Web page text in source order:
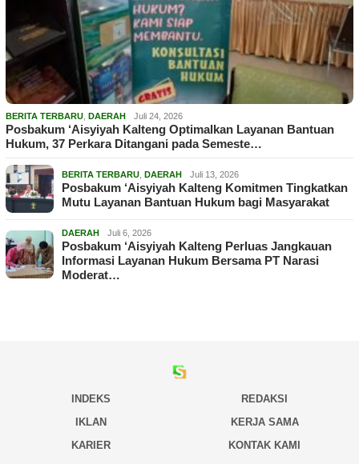
BERITA TERBARU, DAERAH Juli 24, 2026
Posbakum ‘Aisyiyah Kalteng Optimalkan Layanan Bantuan
Hukum, 37 Perkara Ditangani pada Semeste…
BERITA TERBARU, DAERAH Juli 13, 2026
Posbakum ‘Aisyiyah Kalteng Komitmen Tingkatkan
Mutu Layanan Bantuan Hukum bagi Masyarakat
DAERAH Juli 6, 2026
Posbakum ‘Aisyiyah Kalteng Perluas Jangkauan
Informasi Layanan Hukum Bersama PT Narasi
Moderat…
INDEKS
REDAKSI
IKLAN
KERJA SAMA
KARIER
KONTAK KAMI